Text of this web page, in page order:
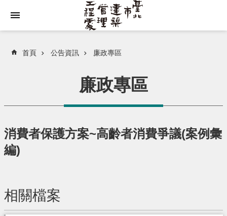
首頁 公告資訊 廉政專區
廉政專區
消費者保護方案~高齡者消費爭議(案例彙
編)
相關檔案